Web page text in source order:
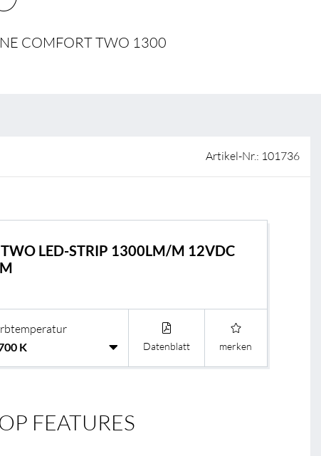
AGB & Garantiebedingungen
COMFORT TWO 1300
Artikel-Nr.: 101736
TWO LED-STRIP 1300LM/M 12VDC
Datenblatt merken
FEATURES